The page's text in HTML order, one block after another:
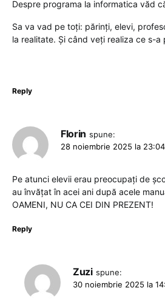
Despre programa la informatica văd
Sa va vad pe toți: părinți, elevi,
la realitate. Și când veți realiza ce s-a
Reply
Florin spune:
28 noiembrie 2025 la 23:04
Pe atunci elevii erau preocupați de
au învățat în acei ani după acele
OAMENI, NU CA CEI DIN PREZENT!
Reply
Zuzi spune:
30 noiembrie 2025 la